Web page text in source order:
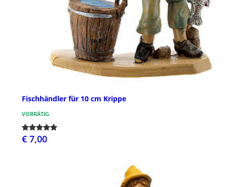
Fischhändler für 10 cm Krippe
VORRÄTIG
€ 7,00